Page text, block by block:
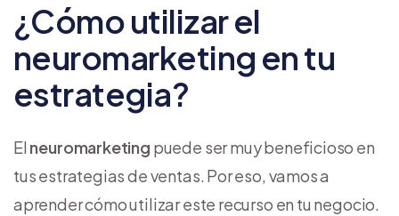
¿Cómo utilizar el
neuromarketing en tu
estrategia?
El neuromarketing puede ser muy beneficioso en
tus estrategias de ventas. Por eso, vamos a
aprender cómo utilizar este recurso en tu negocio.